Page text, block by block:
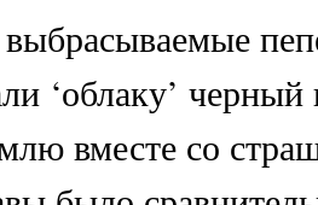
‘облаку’ черный
вместе со